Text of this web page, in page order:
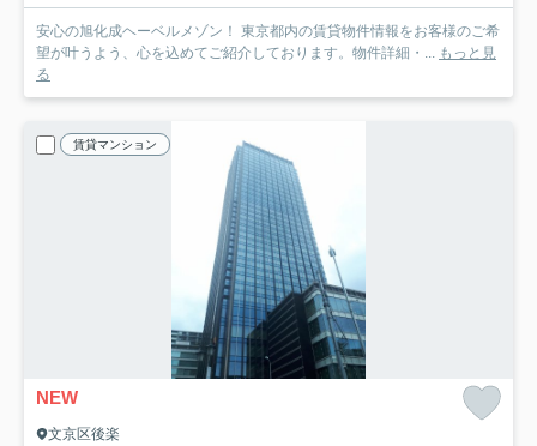
安心の旭化成ヘーベルメゾン！ 東京都内の賃貸物件情報をお客様のご希
望が叶うよう、心を込めてご紹介しております。物件詳細・... もっと見
る
賃貸マンション
NEW
文京区後楽